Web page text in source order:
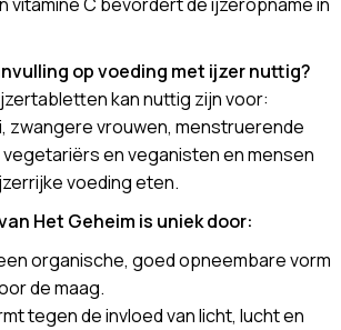
vitamine C bevordert de ijzeropname in
op voeding met ijzer nuttig?
kan nuttig zijn voor:
zwangere vrouwen, menstruerende
en veganisten en mensen
voeding eten.
Het Geheim is uniek door:
organische, goed opneembare vorm
de maag.
tegen de invloed van licht, lucht en